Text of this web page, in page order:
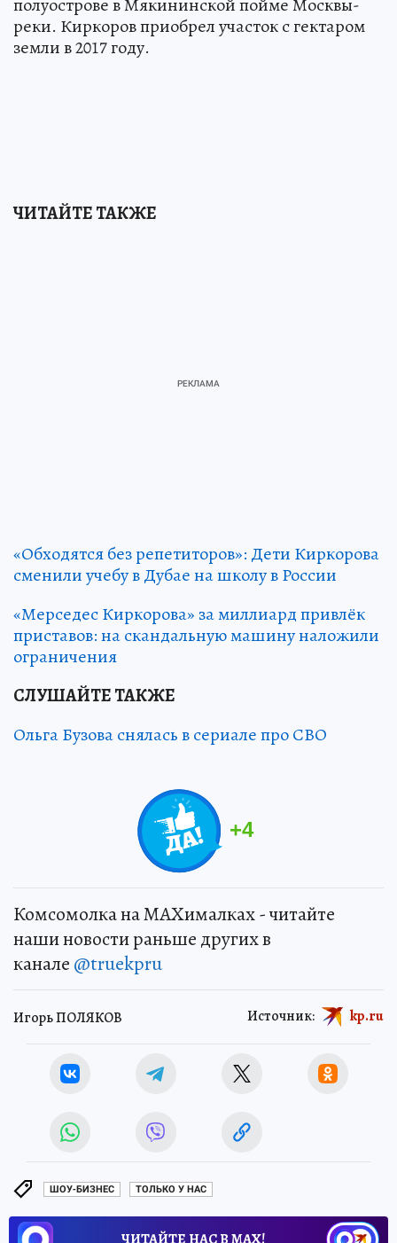
полуострове в Мякининской пойме Москвы-
реки. Киркоров приобрел участок с гектаром
земли в 2017 году.
ЧИТАЙТЕ ТАКЖЕ
«Обходятся без репетиторов»: Дети Киркорова
сменили учебу в Дубае на школу в России
«Мерседес Киркорова» за миллиард привлёк
приставов: на скандальную машину наложили
ограничения
СЛУШАЙТЕ ТАКЖЕ
Ольга Бузова снялась в сериале про СВО
+4
Комсомолка на MAXималках - читайте
наши новости раньше других в
канале @truekpru
Игорь ПОЛЯКОВ Источник: kp.ru
ШОУ-БИЗНЕС ТОЛЬКО У НАС